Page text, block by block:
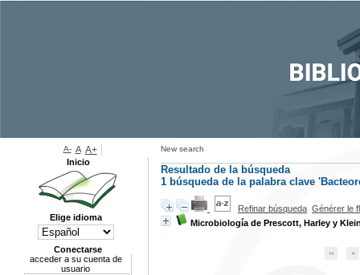
New search
Resultado de la búsqueda
1 búsqueda de la palabra clave
Refinar búsqueda Générer le
Microbiología de Prescott, Harley y
A- A A+
Inicio
Elige idioma
Conectarse
acceder a su cuenta de
usuario